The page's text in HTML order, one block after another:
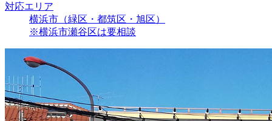
対応エリア
横浜市（緑区・都筑区・旭区）
※横浜市瀬谷区は要相談